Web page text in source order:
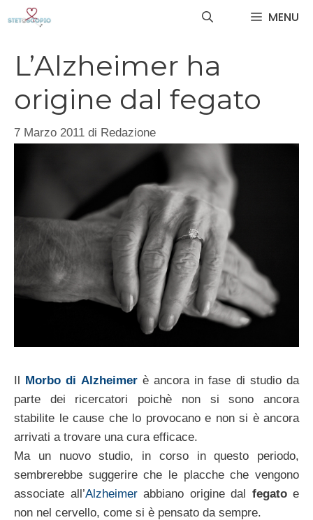
MENU
L’Alzheimer ha
origine dal fegato
7 Marzo 2011 di Redazione
Il Morbo di Alzheimerè ancora in fase di studio da
parte dei ricercatori poichè non si sono ancora
stabilite le cause che lo provocano e non si è ancora
arrivati a trovare una cura efficace.
Ma un nuovo studio, in corso in questo periodo,
sembrerebbe suggerire che le placche che vengono
associate all’Alzheimerabbiano origine dal fegatoe
non nel cervello, come si è pensato da sempre.